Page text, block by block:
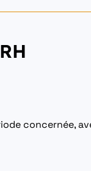
concernée,